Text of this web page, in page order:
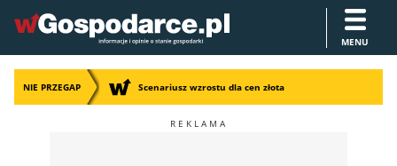
MENU
NIE PRZEGAP Scenariusz wzrostu dla cen złota